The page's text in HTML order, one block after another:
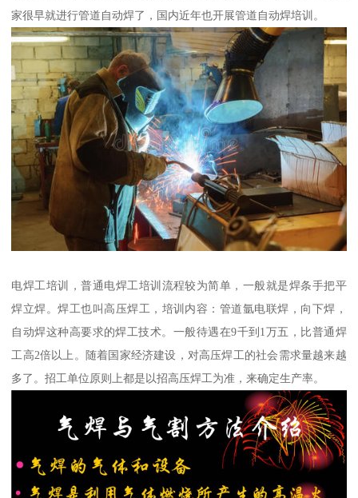
家很早就进行管道自动焊了，国内近年也开展管道自动焊培训。
电焊工培训，普通电焊工培训流程较为简单，一般就是焊条手把平
焊立焊。焊工也叫高压焊工，培训内容：管道氩电联焊，向下焊，
自动焊这种高要求的焊工技术。一般待遇在9千到1万五，比普通焊
工高2倍以上。随着国家经济建设，对高压焊工的社会需求量越来越
多了。招工单位原则上都是以招高压焊工为准，来确定生产率。